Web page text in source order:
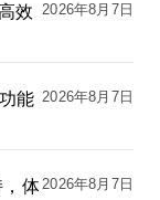
效
2026年8月7日
能 2026年8月7日
，体2026年8月7日